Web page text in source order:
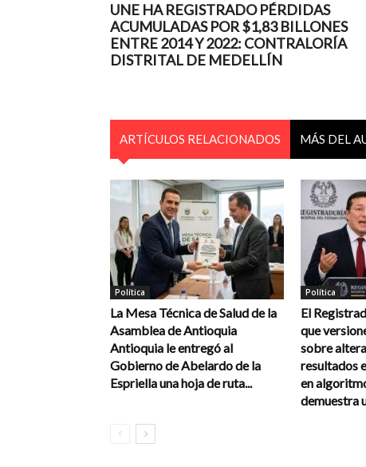
UNE HA REGISTRADO PÉRDIDAS
ACUMULADAS POR $1,83 BILLONES
ENTRE 2014 Y 2022: CONTRALORÍA
DISTRITAL DE MEDELLÍN
ARTÍCULOS RELACIONADOS MÁS DEL
Política
La Mesa Técnica de Salud de la
Asamblea de Antioquia
Antioquia le entregó al
Gobierno de Abelardo de la
Espriella una hoja de ruta...
Política
El
que
sobre
resultados
en
demuestra